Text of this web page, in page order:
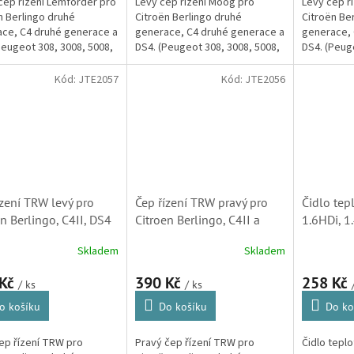
Berlingo druhé
C4 druhé generace a
308, 3008, 5008,
Citroën Berlingo druhé
generace, C4 druhé generace a
DS4. (Peugeot 308, 3008, 5008,
Partner)
Citroën
generace,
DS4.
Partner)
TRW levý pro
Berlingo, C4II, DS4
Skladem
/ ks
košíku
řízení TRW pro
Kód: JTE2057
Čep řízení TRW pravý pro
Citroen Berlingo, C4II a
Skladem
390 Kč / ks
Do košíku
Pravý čep řízení TRW pro
Kód: JTE2056
Čidlo
1.6HDi,
258 Kč
Do
Čidlo